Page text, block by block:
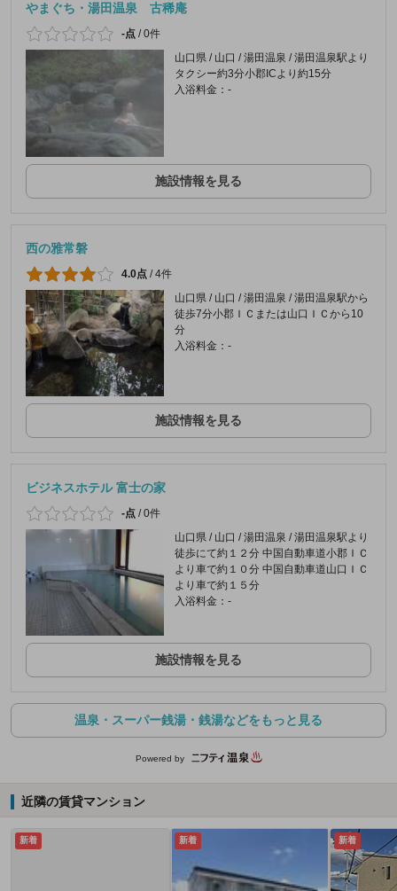
やまぐち・湯田温泉 古稀庵
-点 /0件
山口県 / 山口 / 湯田温泉 / 湯田温泉駅より
タクシー約3分小郡ICより約15分
入浴料金：-
施設情報を見る
西の雅常磐
4.0点 /4件
山口県 / 山口 / 湯田温泉 / 湯田温泉駅から
徒歩7分小郡ＩＣまたは山口ＩＣから10
分
入浴料金：-
施設情報を見る
ビジネスホテル 富士の家
-点 /0件
山口県 / 山口 / 湯田温泉 / 湯田温泉駅より
徒歩にて約１２分 中国自動車道小郡ＩＣ
より車で約１０分 中国自動車道山口ＩＣ
より車で約１５分
入浴料金：-
施設情報を見る
温泉・スーパー銭湯・銭湯などをもっと見る
Powered by
近隣の賃貸マンション
新着 新着 新着